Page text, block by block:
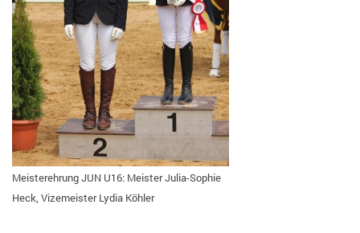
Meisterehrung JUN U16: Meister Julia-Sophie
Heck, Vizemeister Lydia Köhler